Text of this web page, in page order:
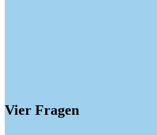
Vier Fragen